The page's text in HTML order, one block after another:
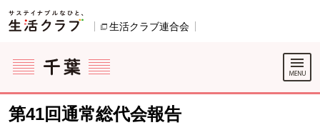
ページの先頭です。
生活クラブ連合会
ここからサイト内共通メニューです。
サイト内共通メニューをスキップする
サイト内共通メニューここまで。
第41回通常総代会報告